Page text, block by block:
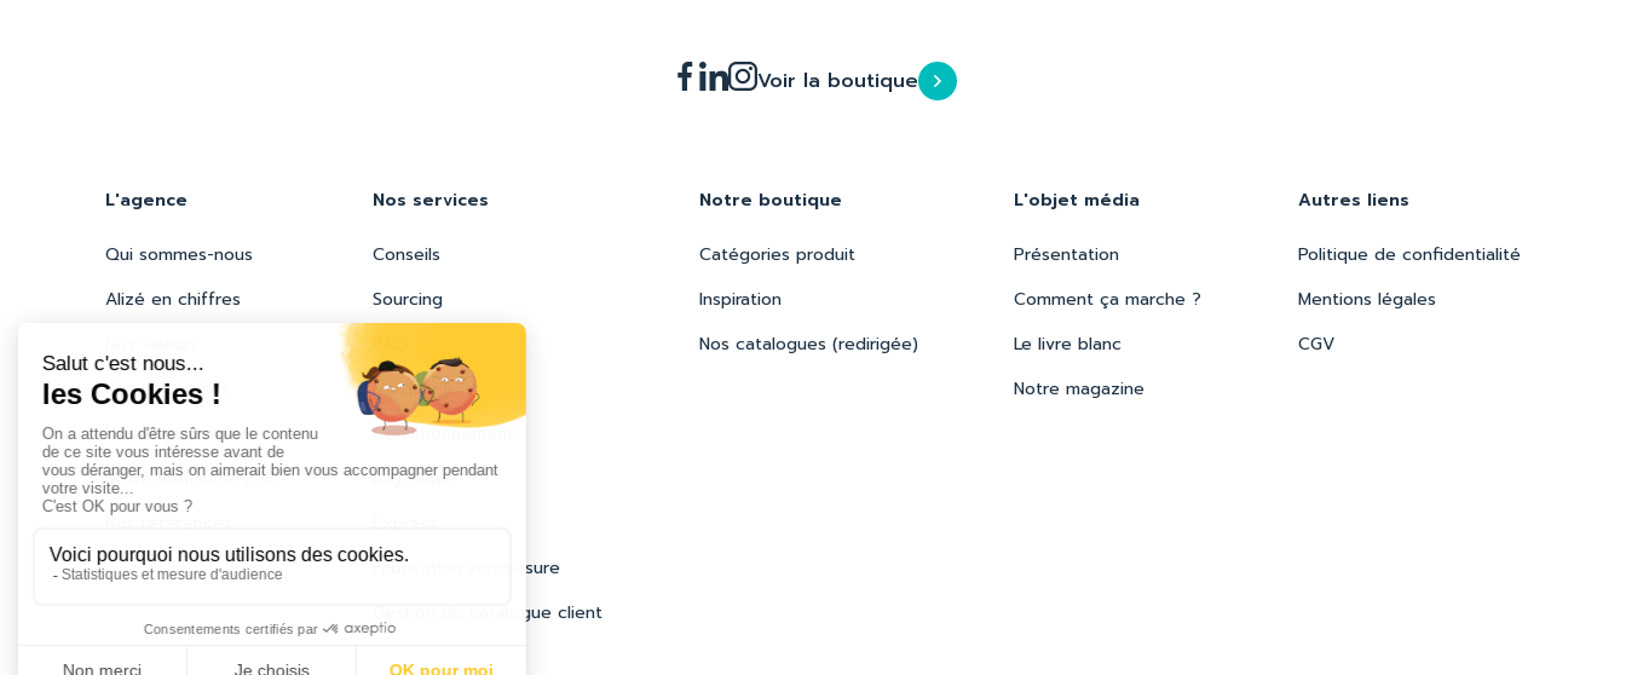
Voir la boutique
L'agence
Qui sommes-nous
Alizé en chiffres
Nos expertises
Nos engagements
Notre démarche RSE
Nos références
Nos services
Conseils
Sourcing
Marquage
Conditionnement
Logistique
Fabrication sur-mesure
Gestion de catalogue client
Notre boutique
Catégories produit
Inspiration
Nos catalogues (redirigée)
L'objet média
Présentation
Comment ça marche ?
Le livre blanc
Notre magazine
Autres liens
Politique de confidentialité
Mentions légales
CGV